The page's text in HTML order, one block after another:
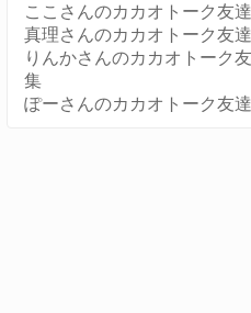
ここさんのカカオトーク友
真理さんのカカオトーク友
りんかさんのカカオトーク
集
ぽーさんのカカオトーク友